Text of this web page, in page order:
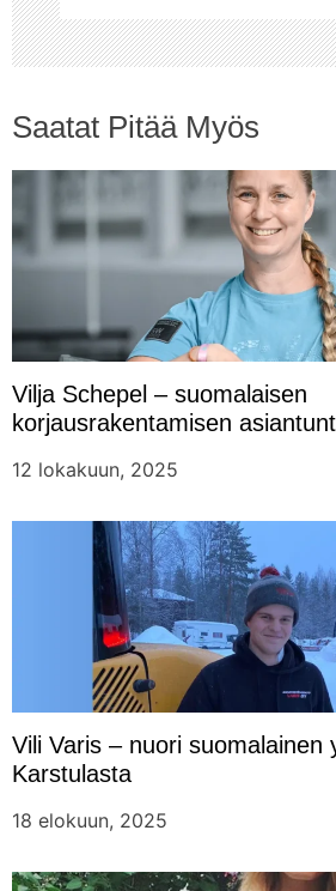
l
u
Saatat Pitää Myös
Vilja Schepel – suomalaisen
korjausrakentamisen
12 lokakuun, 2025
Vili Varis – nuori suomalainen
Karstulasta
18 elokuun, 2025